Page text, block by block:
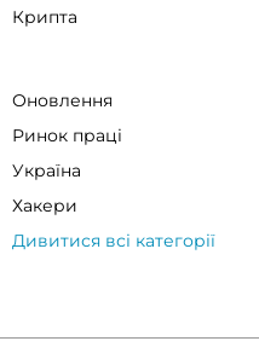
Крипта
Оновлення
Ринок праці
Україна
Хакери
Дивитися всі категорії